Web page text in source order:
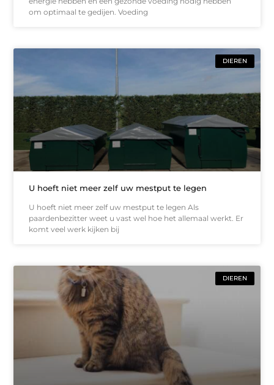
om optimaal te gedijen. Voeding
DIEREN
U hoeft niet meer zelf uw mestput te legen
U hoeft niet meer zelf uw mestput te legen Als
paardenbezitter weet u vast wel hoe het allemaal werkt. Er
komt veel werk kijken bij
DIEREN